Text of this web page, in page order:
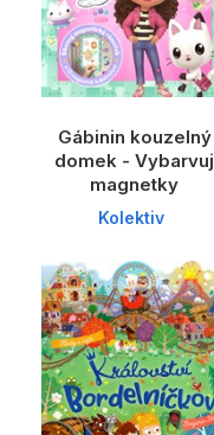
Gábinin kouzelný
domek - Vybarvuj
magnetky
Kolektiv